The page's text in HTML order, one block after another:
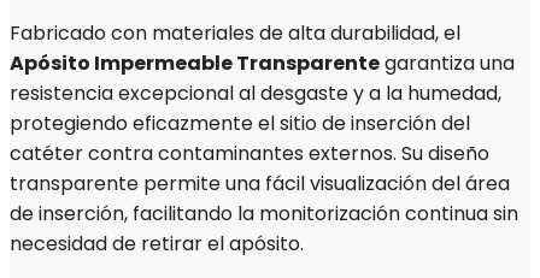
Fabricado con materiales de alta durabilidad, el
Apósito Impermeable Transparentegarantiza una
resistencia excepcional al desgaste y a la humedad,
protegiendo eficazmente el sitio de inserción del
catéter contra contaminantes externos. Su diseño
transparente permite una fácil visualización del área
de inserción, facilitando la monitorización continua sin
necesidad de retirar el apósito.